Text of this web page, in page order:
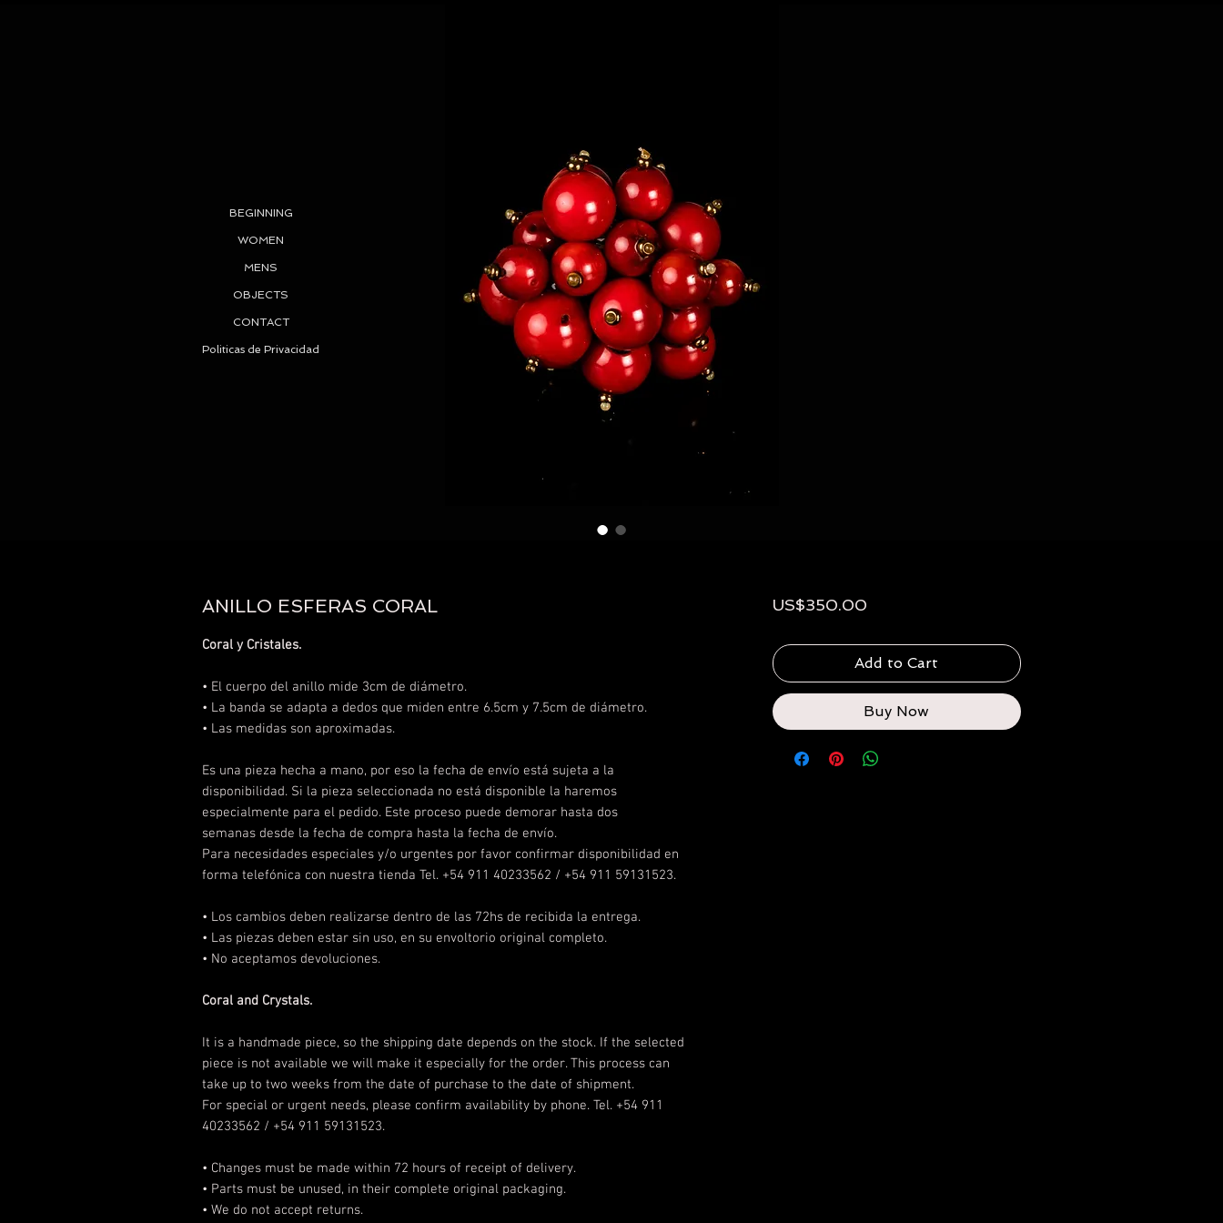
ANILLO ESFERAS CORAL
Coral y Cristales.
• El cuerpo del anillo mide 3cm de diámetro.
• La banda se adapta a dedos que miden entre 6.5cm y 7.5cm de diámetro.
• Las medidas son aproximadas.
Es una pieza hecha a mano, por eso la fecha de envío está sujeta a la
disponibilidad. Si la pieza seleccionada no está disponible la haremos
especialmente para el pedido. Este proceso puede demorar hasta dos
semanas desde la fecha de compra hasta la fecha de envío.
Para necesidades especiales y/o urgentes por favor confirmar disponibilidad en
forma telefónica con nuestra tienda Tel. +54 911 40233562 / +54 911 59131523.
• Los cambios deben realizarse dentro de las 72hs de recibida la entrega.
• Las piezas deben estar sin uso, en su envoltorio original completo.
• No aceptamos devoluciones.
Coral and Crystals.
It is a handmade piece, so the shipping date depends on the stock. If the selected
piece is not available we will make it especially for the order. This process can
take up to two weeks from the date of purchase to the date of shipment.
For special or urgent needs, please confirm availability by phone. Tel. +54 911
40233562 / +54 911 59131523.
• Changes must be made within 72 hours of receipt of delivery.
• Parts must be unused, in their complete original packaging.
• We do not accept returns.
US$350.00Price
Add to Cart
Buy Now
BEGINNING
WOMEN
MENS
OBJECTS
CONTACT
Politicas de Privacidad